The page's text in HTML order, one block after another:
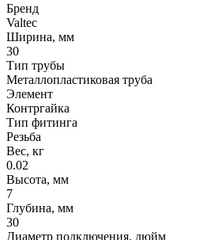
Бренд
Valtec
Ширина, мм
30
Тип трубы
Металлопластиковая труба
Элемент
Контргайка
Тип фитинга
Резьба
Вес, кг
0.02
Высота, мм
7
Глубина, мм
30
Диаметр подключения, дюйм